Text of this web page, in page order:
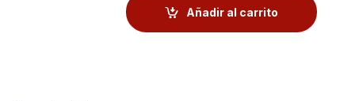
Añadir al carrito